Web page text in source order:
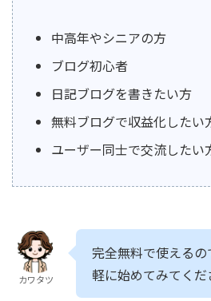
中高年やシニアの方
ブログ初心者
日記ブログを書きたい方
無料ブログで収益化したい
ユーザー同士で交流したい
カワタツ
完全無料で使える
軽に始めてみてくだ